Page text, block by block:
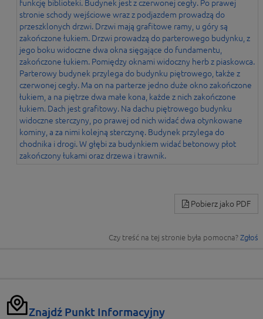
Pobierz jako PDF
Czy treść na tej stronie była pomocna? Zgłoś
Znajdź Punkt Informacyjny